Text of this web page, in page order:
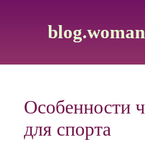
Особенности
для спорта